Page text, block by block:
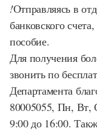
!Отправляясь в
банковского
пособие.
Для получения
звонить по
Департамента
80005055, Пн, Вт,
9:00 до 16:00.